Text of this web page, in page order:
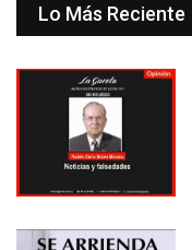
Lo Más Reciente